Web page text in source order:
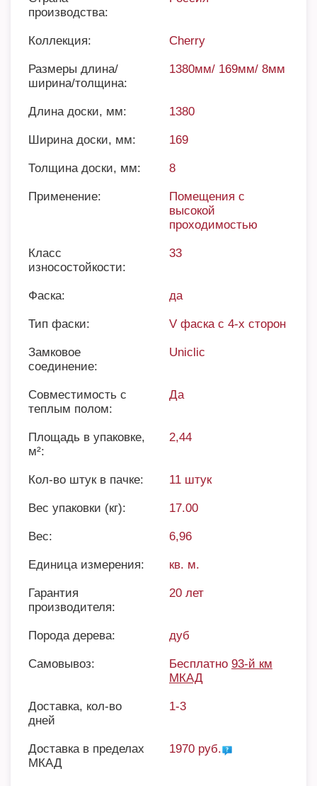
производства:
Коллекция: Cherry
Размеры длина/
ширина/толщина:
1380мм/ 169мм/ 8мм
Длина доски, мм: 1380
Ширина доски, мм: 169
Толщина доски, мм: 8
Применение:
Помещения с
высокой
проходимостью
Класс
износостойкости:
33
Фаска: да
Тип фаски: V фаска с 4-х сторон
Замковое
соединение:
Uniclic
Совместимость с
теплым полом:
Да
Площадь в упаковке,
м²:
2,44
Кол-во штук в пачке: 11 штук
Вес упаковки (кг): 17.00
Вес: 6,96
Единица измерения: кв. м.
Гарантия
производителя:
20 лет
Порода дерева: дуб
Самовывоз: Бесплатно 93-й км
МКАД
Доставка, кол-во
дней
1-3
Доставка в пределах
МКАД
1970 руб.